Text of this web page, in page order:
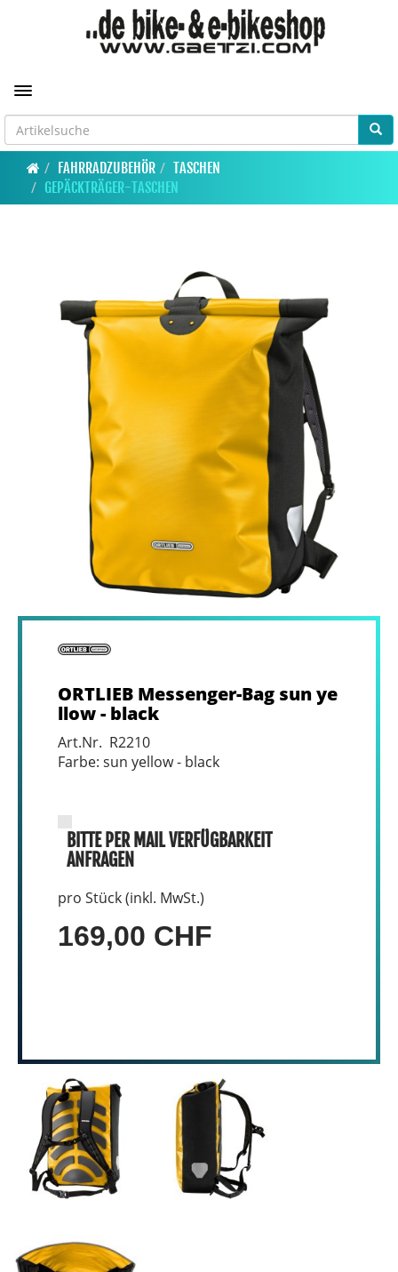
Toggle navigation
FAHRRADZUBEHÖR
TASCHEN
GEPÄCKTRÄGER-TASCHEN
ORTLIEB Messenger-Bag sun ye
llow - black
Art.Nr. R2210
Farbe: sun yellow - black
BITTE PER MAIL VERFÜGBARKEIT
ANFRAGEN
pro Stück (inkl. MwSt.)
169,00 CHF